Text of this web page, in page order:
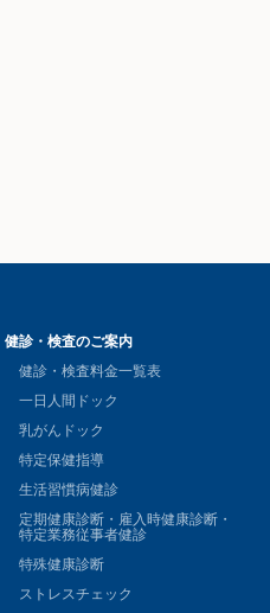
健診・検査のご案内
健診・検査料金一覧表
一日人間ドック
乳がんドック
特定保健指導
生活習慣病健診
定期健康診断・雇入時健康診断・
特定業務従事者健診
特殊健康診断
ストレスチェック